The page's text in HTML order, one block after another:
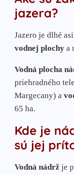
jazera?
Jazero je dlhé
vodnej plochy a
Vodná plocha
priehradného
Margecany) a
65 ha.
Kde je
sú jej
Vodná nádrž je